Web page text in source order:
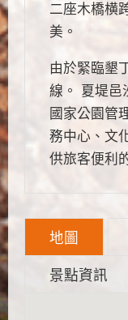
二座木橋横
美。
由於緊臨墾
線。 夏堤邑
國家公園管
務中心、文
供旅客便利
地圖
景點資訊